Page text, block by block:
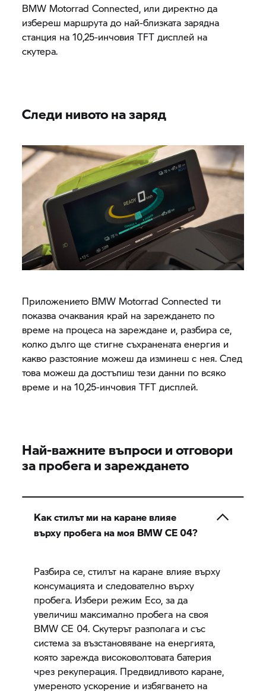
BMW Motorrad Connected, или директно да
избереш маршрута до най-близката зарядна
станция на 10,25-инчовия TFT дисплей на
скутера.
Следи нивото на заряд
Приложението BMW Motorrad Connected ти
показва очаквания край на зареждането по
време на процеса на зареждане и, разбира се,
колко дълго ще стигне съхранената енергия и
какво разстояние можеш да изминеш с нея. След
това можеш да достъпиш тези данни по всяко
време и на 10,25-инчовия TFT дисплей.
Най-важните въпроси и отговори
за пробега и зареждането
Как стилът ми на каране влияе
върху пробега на моя BMW CE 04?
Разбира се, стилът на каране влияе върху
консумацията и следователно върху
пробега. Избери режим Eco, за да
увеличиш максимално пробега на своя
BMW CE 04. Скутерът разполага и със
система за възстановяване на енергията,
която зарежда високоволтовата батерия
чрез рекуперация. Предвидливото каране,
умереното ускорение и избягването на